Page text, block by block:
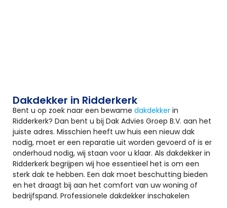
Dakdekker in Ridderkerk
Bent u op zoek naar een bewame dakdekker in
Ridderkerk? Dan bent u bij Dak Advies Groep B.V. aan het
juiste adres. Misschien heeft uw huis een nieuw dak
nodig, moet er een reparatie uit worden gevoerd of is er
onderhoud nodig, wij staan voor u klaar. Als dakdekker in
Ridderkerk begrijpen wij hoe essentieel het is om een
sterk dak te hebben. Een dak moet beschutting bieden
en het draagt bij aan het comfort van uw woning of
bedrijfspand. Professionele dakdekker inschakelen